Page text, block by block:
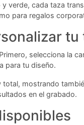
verde, cada taza
para regalos
tu
selecciona la
para tu diseño.
mostrando
en el grabado.